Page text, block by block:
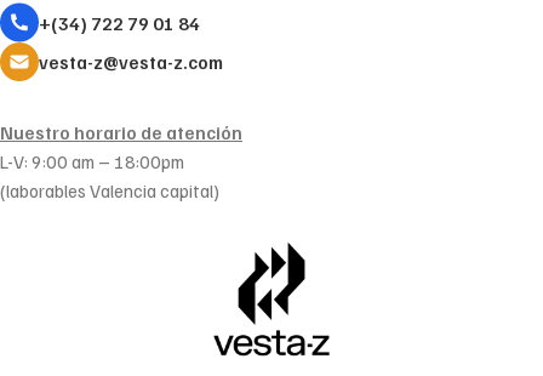
+(34) 722 79 01 84
vesta-z@vesta-z.com
Nuestro horario de atención
L-V: 9:00 am – 18:00pm
(laborables Valencia capital)